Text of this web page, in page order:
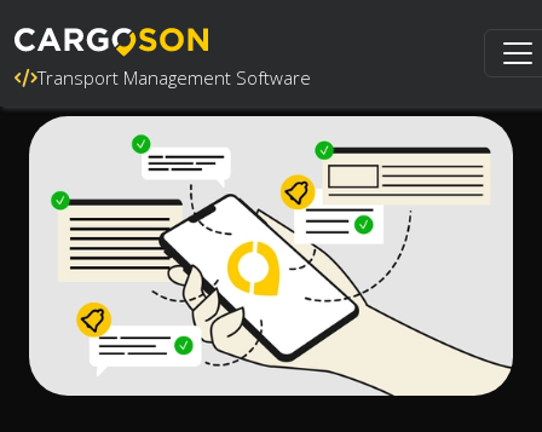
Transport Management Software